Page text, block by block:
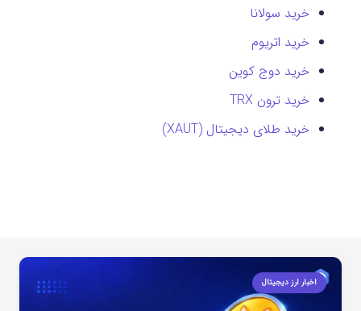
خرید سولانا
خرید اتریوم
خرید دوج کوین
خرید ترون TRX
خرید طلای دیجیتال (XAUT)
اخبار ارز دیجیتال